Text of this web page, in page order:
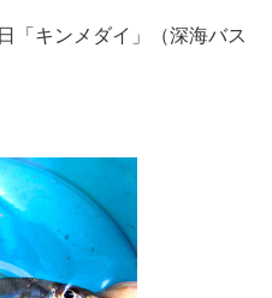
「キンメダイ」（深海バス